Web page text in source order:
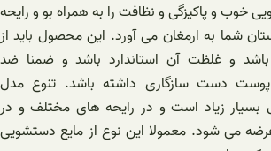
خوب و پاکیزگی و نظافت را به همراه بو و رایحه
شما به ارمغان می آورد. این محصول باید از
و غلظت آن استاندارد باشد و ضمنا ضد
دست سازگاری داشته باشد. تنوع مدل
زیاد است و در رایحه های مختلف و در
عرضه می شود. معمولا این نوع از مایع دستشویی